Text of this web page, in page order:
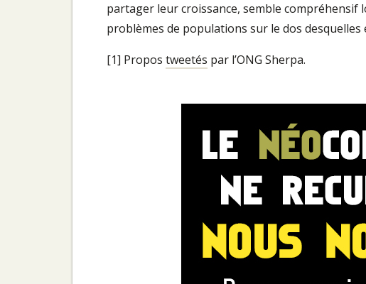
partager leur croissance, semble
problèmes de populations sur le dos
[1] Propos tweetés par l’ONG Sherpa.